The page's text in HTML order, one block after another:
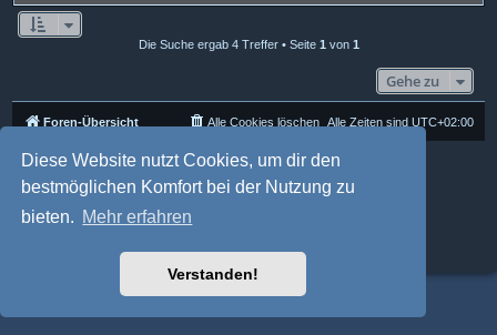
Diese Website nutzt Cookies, um dir den
bestmöglichen Komfort bei der Nutzung zu
bieten. Mehr erfahren
Verstanden!
Die Suche ergab 4 Treffer • Seite 1 von 1
Gehe zu
Foren-Übersicht Alle Zeiten sind UTC+02:00
Alle Cookies löschen
Powered byphpBB® Forum Software © phpBB Limited
Deutsche Übersetzung durchphpBB.de
phpBB-Style-Design
phpBB Two Factor Authentication ©